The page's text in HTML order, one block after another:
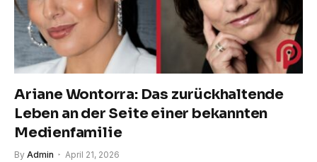
Ariane Wontorra: Das zurückhaltende
Leben an der Seite einer bekannten
Medienfamilie
By Admin April 21, 2026